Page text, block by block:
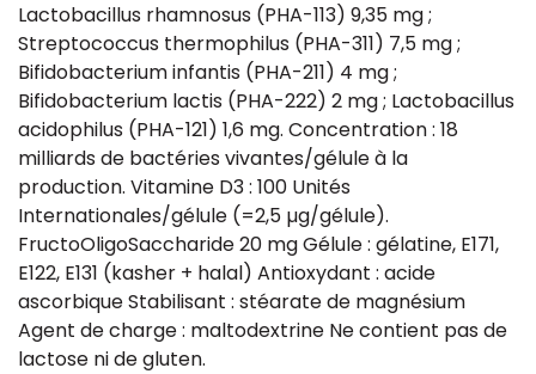
Lactobacillus rhamnosus (PHA-113) 9,35 mg ;
Streptococcus thermophilus (PHA-311) 7,5 mg ;
Bifidobacterium infantis (PHA-211) 4 mg ;
Bifidobacterium lactis (PHA-222) 2 mg ; Lactobacillus
acidophilus (PHA-121) 1,6 mg. Concentration : 18
milliards de bactéries vivantes/gélule à la
production. Vitamine D3 : 100 Unités
Internationales/gélule (=2,5 µg/gélule).
FructoOligoSaccharide 20 mg Gélule : gélatine, E171,
E122, E131 (kasher + halal) Antioxydant : acide
ascorbique Stabilisant : stéarate de magnésium
Agent de charge : maltodextrine Ne contient pas de
lactose ni de gluten.